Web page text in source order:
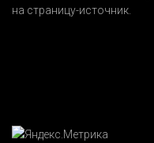
на страницу-источник.